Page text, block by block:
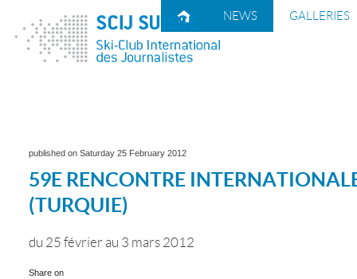
H NEWS GALLERIES
published on Saturday 25 February 2012
59E RENCONTRE
(TURQUIE)
du 25 février au 3 mars 2012
Share on